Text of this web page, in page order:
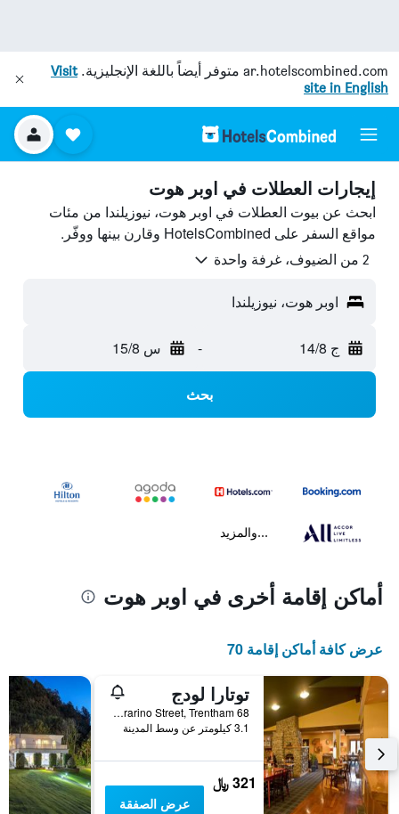
ar.hotelscombined.com متوفر أيضاً باللغة الإنجليزية.Visit
site in English
إيجارات العطلات في اوبر هوت
ابحث عن بيوت العطلات في اوبر هوت، نيوزيلندا من مئات
مواقع السفر على HotelsCombined وقارن بينها ووفّر.
2 من الضيوف، غرفة واحدة
اوبر هوت، نيوزيلندا
ج 14/8 - س 15/8
بحث
...والمزيد
أماكن إقامة أخرى في اوبر هوت
عرض كافة أماكن إقامة 70
توتارا لودج
68 Ararino Street, Trentham, اوبر هوت, نيوزيلندا
3.1 كيلومتر عن وسط المدينة
321 ﷼
عرض الصفقة